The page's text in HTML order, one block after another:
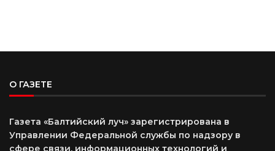
О ГАЗЕТЕ
Газета «Балтийский луч» зарегистрирована в
Управлении Федеральной службы по надзору в